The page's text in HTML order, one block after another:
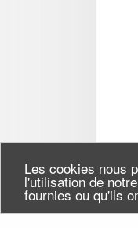
Les cookies nous
l'utilisation de
fournies ou qu'ils